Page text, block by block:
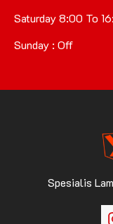
Saturday 8:00 To
Sunday : Off
Spesialis